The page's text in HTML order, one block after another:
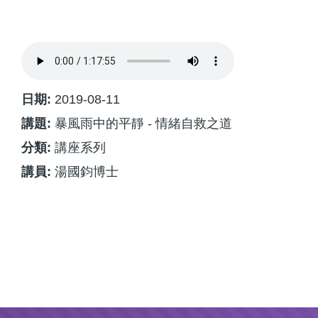
日期: 2019-08-11
講題: 暴風雨中的平靜 - 情緒自救之道
分類: 講座系列
講員: 湯國鈞博士